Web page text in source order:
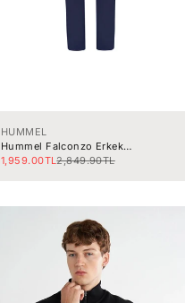
HUMMEL
Hummel Falconzo Erkek
Eşofman Altı 931075-7459
İndirimli fiyat
1,959.00TLNormal fiyat
2,849.90TL